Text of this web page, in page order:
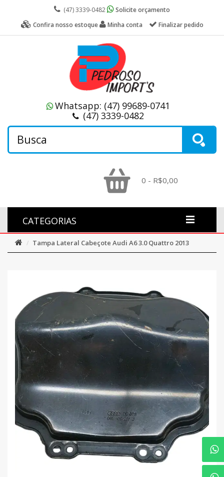
(47) 3339-0482
Solicite orçamento
Confira nosso estoque
Minha conta Finalizar pedido
Whatsapp: (47) 99689-0741
(47) 3339-0482
0 - R$0,00
CATEGORIAS
Tampa Lateral Cabeçote Audi A6 3.0 Quattro 2013